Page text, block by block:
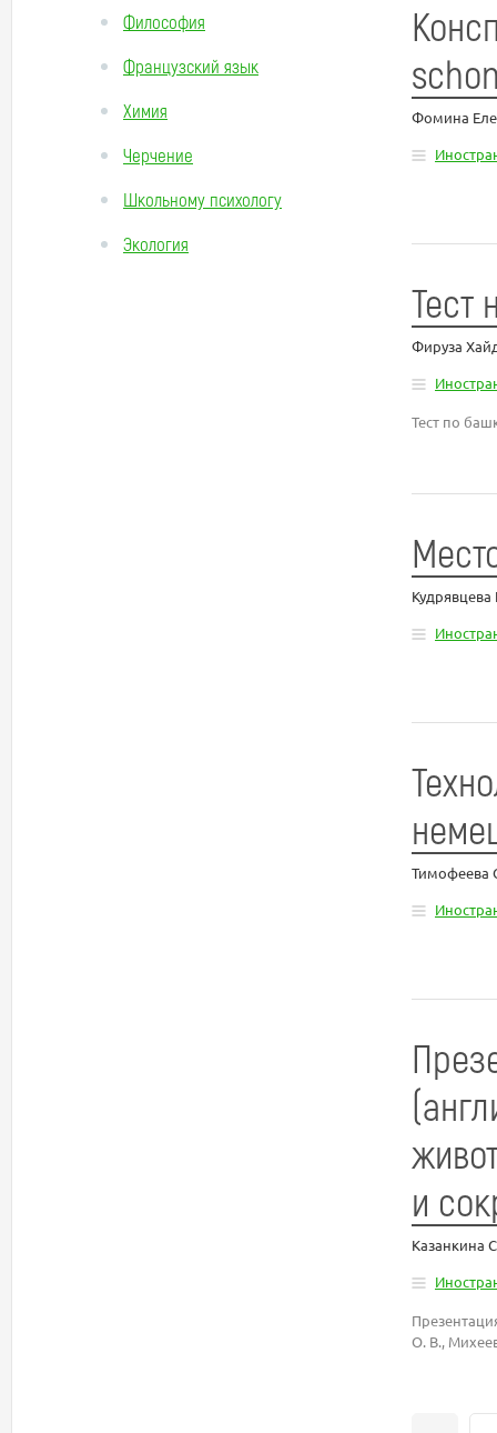
Философия
Французский язык
Химия
Черчение
Школьному психологу
Экология
Фомина
Тест
Фируза
Тест по
Тимофеева
и
Казанкина
О. В.,